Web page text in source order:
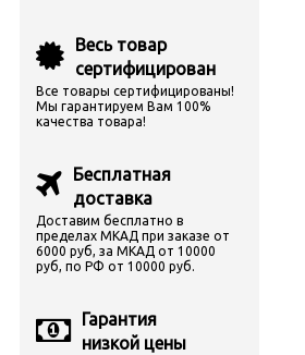
Весь товар
сертифицирован
Все товары сертифицированы!
Мы гарантируем Вам 100%
качества товара!
Бесплатная
доставка
Доставим бесплатно в
пределах МКАД при заказе от
6000 руб, за МКАД от 10000
руб, по РФ от 10000 руб.
Гарантия
низкой цены